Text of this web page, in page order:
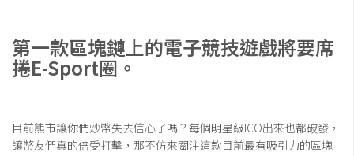
第一款區塊鏈上的電子競技遊戲將要席
捲E-Sport圈。
目前熊市讓你們炒幣失去信心了嗎？每個明星級ICO出來也都破發，
讓幣友們真的倍受打擊，那不仿來關注這款目前最有吸引力的區塊